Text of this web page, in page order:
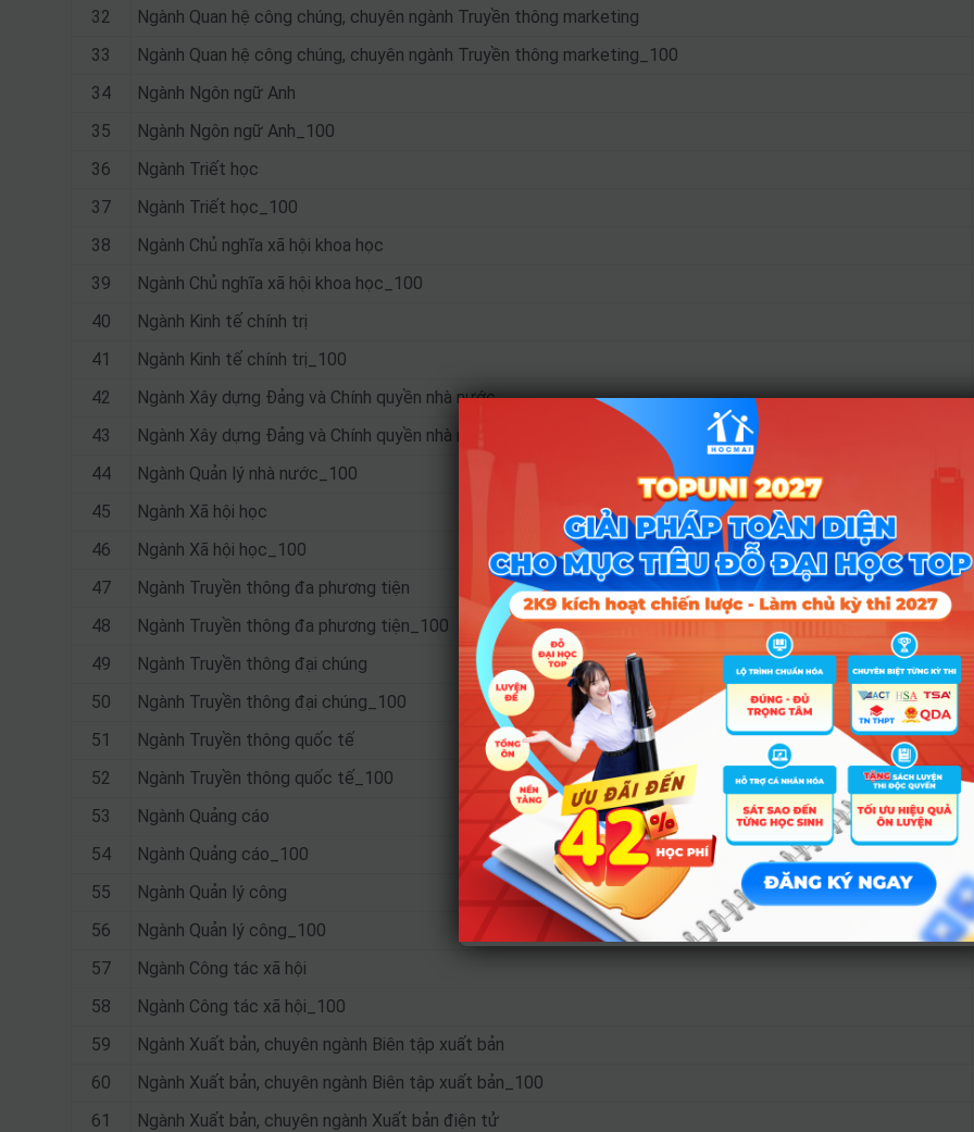
32
Ngành Quan hệ công chúng, chuyên ngành Truyền thông marketing
33
Ngành Quan hệ công chúng, chuyên ngành Truyền thông marketing_100
34
Ngành Ngôn ngữ Anh
35
Ngành Ngôn ngữ Anh_100
36
Ngành Triết học
37
Ngành Triết học_100
38
Ngành Chủ nghĩa xã hội khoa học
39
Ngành Chủ nghĩa xã hội khoa học_100
40
Ngành Kinh tế chính trị
41
Ngành Kinh tế chính trị_100
42
Ngành Xây dựng Đảng và Chính quyền nhà nước
43
Ngành Xây dựng Đảng và Chính quyền nhà nước_100
44
Ngành Quản lý nhà nước_100
45
Ngành Xã hội học
46
Ngành Xã hội học_100
47
Ngành Truyền thông đa phương tiện
48
Ngành Truyền thông đa phương tiện_100
49
Ngành Truyền thông đại chúng
50
Ngành Truyền thông đại chúng_100
51
Ngành Truyền thông quốc tế
52
Ngành Truyền thông quốc tế_100
53
Ngành Quảng cáo
54
Ngành Quảng cáo_100
55
Ngành Quản lý công
56
Ngành Quản lý công_100
57
Ngành Công tác xã hội
58
Ngành Công tác xã hội_100
59
Ngành Xuất bản, chuyên ngành Biên tập xuất bản
60
Ngành Xuất bản, chuyên ngành Biên tập xuất bản_100
61
Ngành Xuất bản, chuyên ngành Xuất bản điện tử